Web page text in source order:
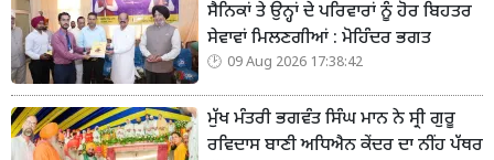
ਸੈਨਿਕਾਂ ਤੇ ਉਨ੍ਹਾਂ ਦੇ ਪਰਿਵਾਰਾਂ ਨੂੰ ਹੋਰ ਬਿਹਤਰ
ਸੇਵਾਵਾਂ ਮਿਲਣਗੀਆਂ : ਮੋਹਿੰਦਰ ਭਗਤ
09 Aug 2026 17:38:42
ਮੁੱਖ ਮੰਤਰੀ ਭਗਵੰਤ ਸਿੰਘ ਮਾਨ ਨੇ ਸ੍ਰੀ ਗੁਰੂ
ਰਵਿਦਾਸ ਬਾਣੀ ਅਧਿਐਨ ਕੇਂਦਰ ਦਾ ਨੀਂਹ ਪੱਥਰ